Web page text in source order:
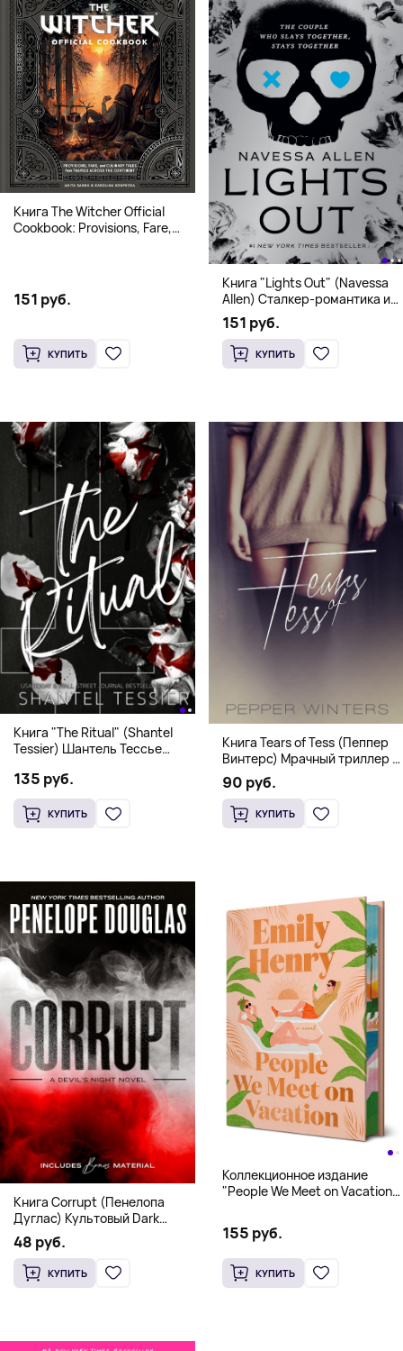
Книга The Witcher Official
Cookbook: Provisions, Fare,
151 руб.
КУПИТЬ
Книга "Lights Out" (Navessa
Allen) Сталкер-романтика и
человек в маске (18+)
151 руб.
КУПИТЬ
Книга "The Ritual" (Shantel
Tessier) Шантель Тессье
романс бестселлер (18+)
135 руб.
КУПИТЬ
Книга Tears of Tess (Пеппер
Винтерс) Мрачный триллер о
выживании и страсти (18+)
90 руб.
КУПИТЬ
Книга Corrupt (Пенелопа
Дуглас) Культовый Dark
Romance бестселлер (18+)
48 руб.
КУПИТЬ
Коллекционное издание
"People We Meet on Vacation"
Hardcover
155 руб.
КУПИТЬ